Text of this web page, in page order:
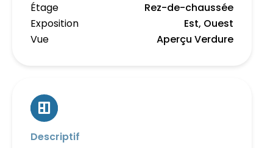
Étage
Rez-de-chaussée
Exposition
Est, Ouest
Vue
Aperçu Verdure
Descriptif